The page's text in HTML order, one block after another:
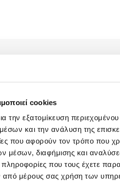
cookies
την εξατομίκευση
και την ανάλυση της
που αφορούν τον τρόπο που
μέσων, διαφήμισης και
που τους έχετε
από μέρους σας χρήση των
ΓΡΑΦΕΙΑ
105 57 (1ος όροφος)